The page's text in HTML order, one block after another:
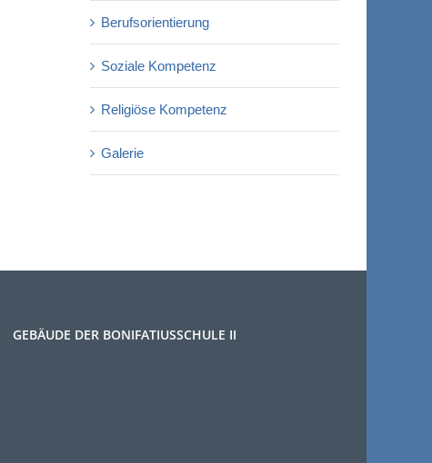
Berufsorientierung
Soziale Kompetenz
Religiöse Kompetenz
Galerie
GEBÄUDE DER BONIFATIUSSCHULE II